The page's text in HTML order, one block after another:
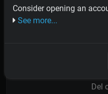
Consider opening an
See more...
Del